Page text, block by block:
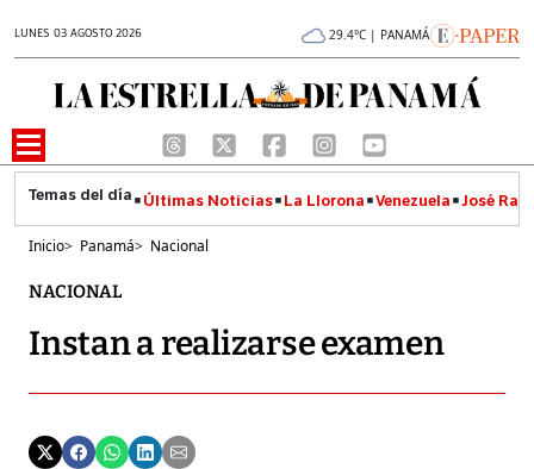
LUNES 03 AGOSTO 2026 29.4°C | PANAMÁ
Últimas Noticias La Llorona Venezuela José
Inicio> Panamá> Nacional
NACIONAL
Instan a realizarse examen